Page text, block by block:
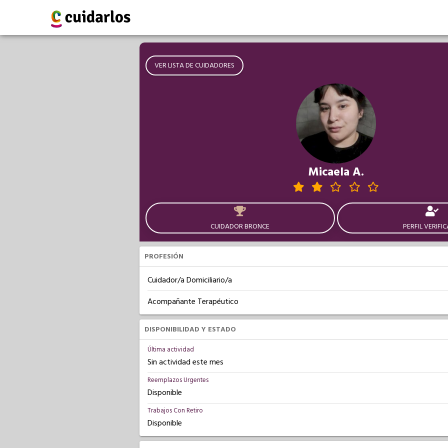
VER LISTA DE CUIDADORES
Micaela A.
CUIDADOR BRONCE PERFIL
PROFESIÓN
Cuidador/a Domiciliario/a
Acompañante Terapéutico
DISPONIBILIDAD Y ESTADO
Última actividad
Sin actividad este mes
Reemplazos Urgentes
Disponible
Trabajos Con Retiro
Disponible